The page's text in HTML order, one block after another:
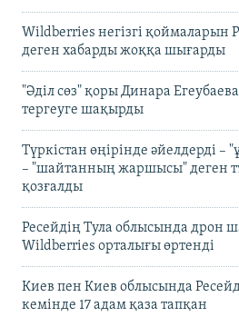
Wildberries негізгі қоймаларын
деген хабарды жоққа шығарды
"Әділ сөз" қоры Динара
тергеуге шақырды
Түркістан өңірінде әйелдерді –
– "шайтанның жаршысы" деген
қозғалды
Ресейдің Тула облысында дрон
Wildberries орталығы өртенді
Киев пен Киев облысында
кемінде 17 адам қаза тапқан